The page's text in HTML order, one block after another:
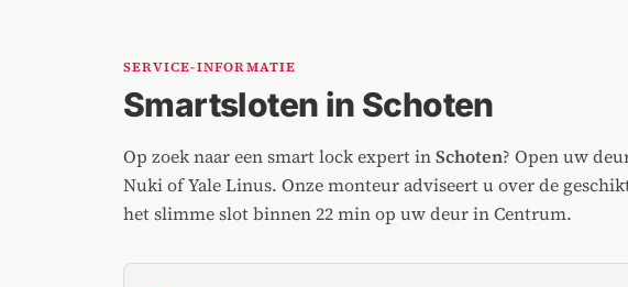
SERVICE-INFORMATIE
Smartsloten in Schoten
Op zoek naar een smart lock expert inSchoten? Open uw
Nuki of Yale Linus. Onze monteur adviseert u over de
het slimme slot binnen 22 min op uw deur in Centrum.